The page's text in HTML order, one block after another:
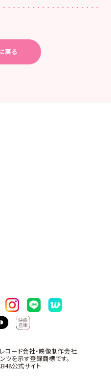
戻る
コード会社・映像制作会社
ツを示す登録商標です。
公式サイト